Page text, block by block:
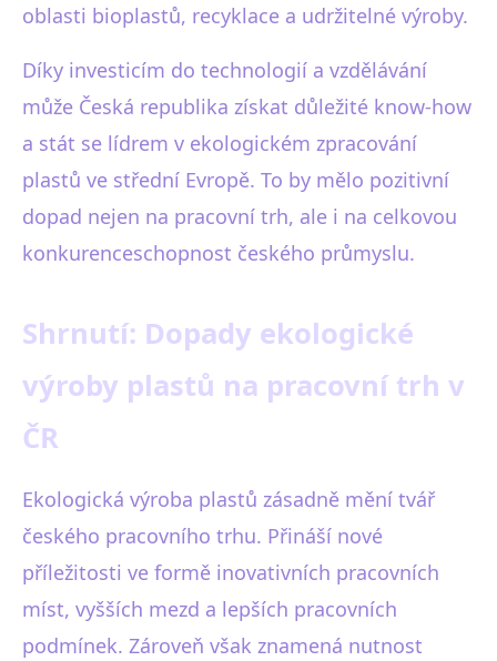
oblasti bioplastů, recyklace a udržitelné výroby.
Díky investicím do technologií a vzdělávání
může Česká republika získat důležité know-how
a stát se lídrem v ekologickém zpracování
plastů ve střední Evropě. To by mělo pozitivní
dopad nejen na pracovní trh, ale i na celkovou
konkurenceschopnost českého průmyslu.
Shrnutí: Dopady ekologické
výroby plastů na pracovní trh v
ČR
Ekologická výroba plastů zásadně mění tvář
českého pracovního trhu. Přináší nové
příležitosti ve formě inovativních pracovních
míst, vyšších mezd a lepších pracovních
podmínek. Zároveň však znamená nutnost